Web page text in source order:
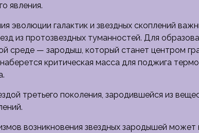
явления.
эволюции галактик и звездных скоплений
из протозвездных туманностей. Для
среде — зародыш, который станет центром
критическая масса для поджига
третьего поколения, зародившейся из
возникновения звездных зародышей